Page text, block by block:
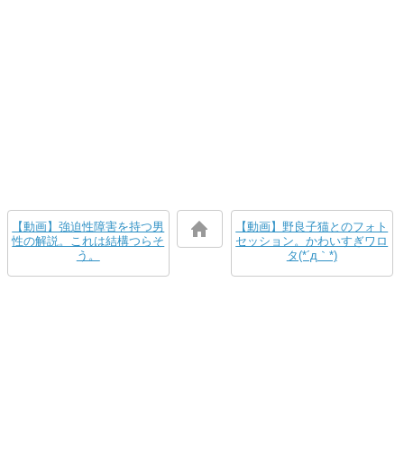
【動画】強迫性障害を持つ男
性の解説。これは結構つらそ
う。
【動画】野良子猫とのフォト
セッション。かわいすぎワロ
タ(*´д｀*)